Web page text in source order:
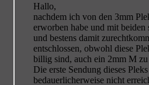
Hallo,
nachdem ich von den 3mm
erworben habe und mit beiden
und bestens damit
entschlossen, obwohl diese
billig sind, auch ein 2mm M
Die erste Sendung dieses
bedauerlicherweise nicht